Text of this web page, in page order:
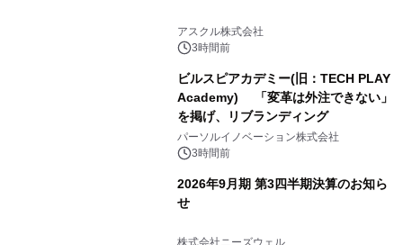
アスクル株式会社
3時間前
ビルスピアカデミー(旧：TECH PLAY
Academy) 「変革は外注できない」
を掲げ、リブランディング
パーソルイノベーション株式会社
3時間前
2026年9月期 第3四半期決算のお知ら
せ
株式会社ニーズウェル